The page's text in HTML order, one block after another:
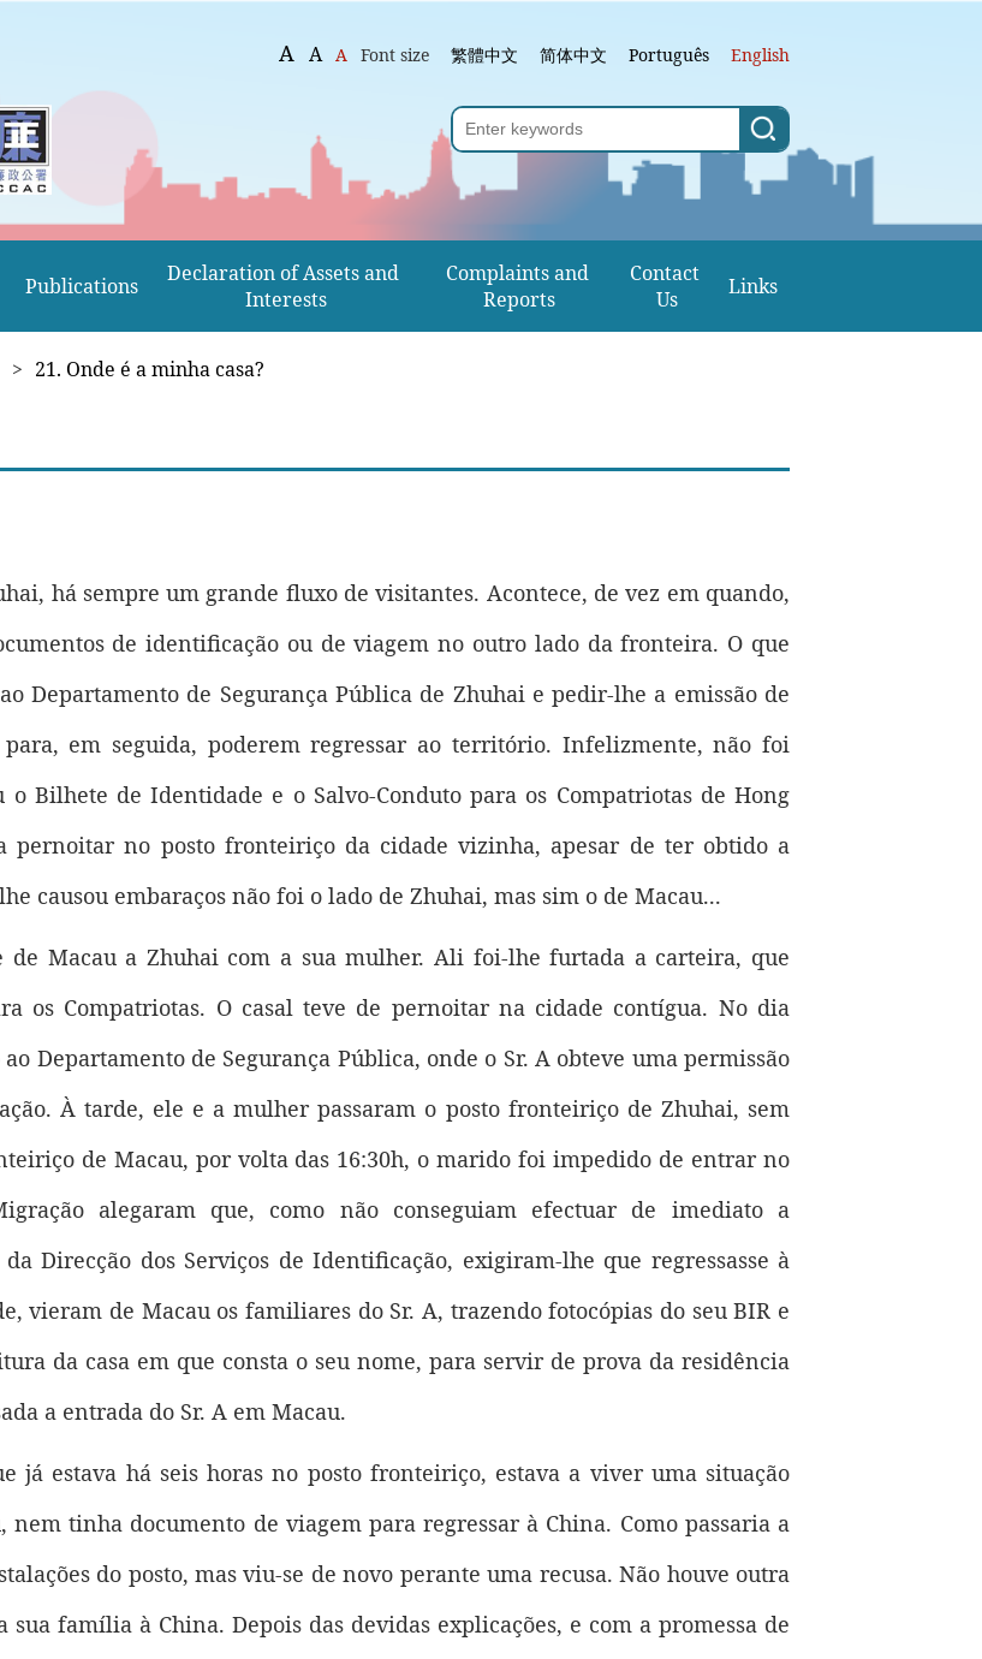
A A A Font size 繁體中文 简体中文 Português English
Publications
Declaration of Assets and
Interests
Complaints and
Reports
Contact
Us
Links
> 21. Onde é a minha casa?
há sempre um grande fluxo de visitantes. Acontece, de vez em quando,
de identificação ou de viagem no outro lado da fronteira. O que
Departamento de Segurança Pública de Zhuhai e pedir-lhe a emissão de
em seguida, poderem regressar ao território. Infelizmente, não foi
Bilhete de Identidade e o Salvo-Conduto para os Compatriotas de Hong
pernoitar no posto fronteiriço da cidade vizinha, apesar de ter obtido a
causou embaraços não foi o lado de Zhuhai, mas sim o de Macau...
de Macau a Zhuhai com a sua mulher. Ali foi-lhe furtada a carteira, que
os Compatriotas. O casal teve de pernoitar na cidade contígua. No dia
Departamento de Segurança Pública, onde o Sr. A obteve uma permissão
À tarde, ele e a mulher passaram o posto fronteiriço de Zhuhai, sem
de Macau, por volta das 16:30h, o marido foi impedido de entrar no
alegaram que, como não conseguiam efectuar de imediato a
Direcção dos Serviços de Identificação, exigiram-lhe que regressasse à
vieram de Macau os familiares do Sr. A, trazendo fotocópias do seu BIR e
da casa em que consta o seu nome, para servir de prova da residência
a entrada do Sr. A em Macau.
já estava há seis horas no posto fronteiriço, estava a viver uma situação
tinha documento de viagem para regressar à China. Como passaria a
do posto, mas viu-se de novo perante uma recusa. Não houve outra
sua família à China. Depois das devidas explicações, e com a promessa de